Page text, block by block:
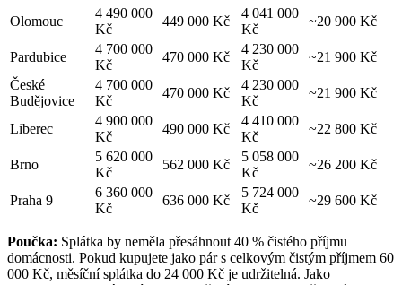
Olomouc
4 490 000
Kč
449 000 Kč
4 041 000
Kč
~20 900 Kč
Pardubice
4 700 000
Kč
470 000 Kč
4 230 000
Kč
~21 900 Kč
České
Budějovice
4 700 000
Kč
470 000 Kč
4 230 000
Kč
~21 900 Kč
Liberec
4 900 000
Kč
490 000 Kč
4 410 000
Kč
~22 800 Kč
Brno
5 620 000
Kč
562 000 Kč
5 058 000
Kč
~26 200 Kč
Praha 9
6 360 000
Kč
636 000 Kč
5 724 000
Kč
~29 600 Kč
Poučka: Splátka by neměla přesáhnout 40 % čistého příjmu
domácnosti. Pokud kupujete jako pár s celkovým čistým příjmem 60
000 Kč, měsíční splátka do 24 000 Kč je udržitelná. Jako